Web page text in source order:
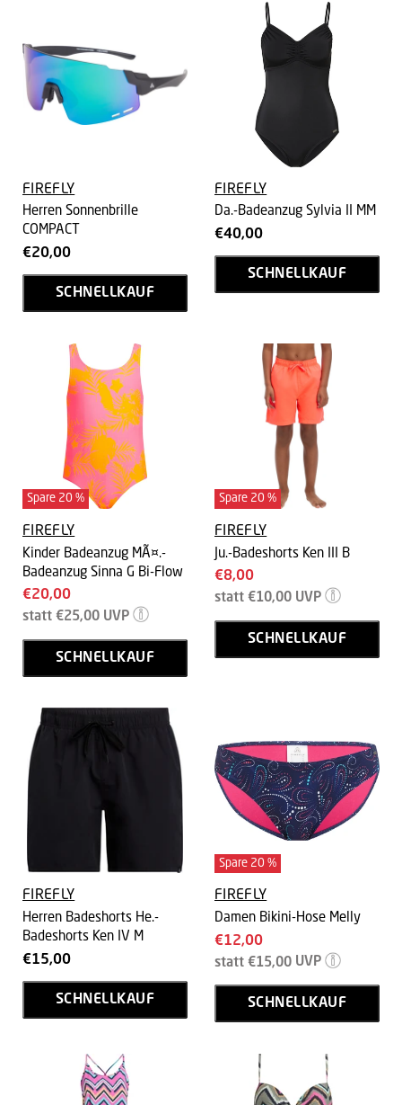
FIREFLY
Herren Sonnenbrille
COMPACT
€20,00
SCHNELLKAUF
FIREFLY
Da.-Badeanzug Sylvia II MM
€40,00
SCHNELLKAUF
Spare 20 %
FIREFLY
Kinder Badeanzug MÃ¤.-
Badeanzug Sinna G Bi-Flow
Aktueller
Preis
€20,00
Ursprünglicher
statt €25,00 UVP
SCHNELLKAUF
Spare 20 %
FIREFLY
Ju.-Badeshorts Ken III B
Aktueller
Preis
€8,00
Ursprünglicher
statt €10,00 UVP
SCHNELLKAUF
FIREFLY
Herren Badeshorts He.-
Badeshorts Ken IV M
€15,00
SCHNELLKAUF
Spare 20 %
FIREFLY
Damen Bikini-Hose Melly
Aktueller
Preis
€12,00
Ursprünglicher
statt €15,00 UVP
SCHNELLKAUF